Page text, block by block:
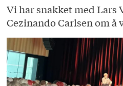
Vi har snakket med Lars
Cezinando Carlsen om å